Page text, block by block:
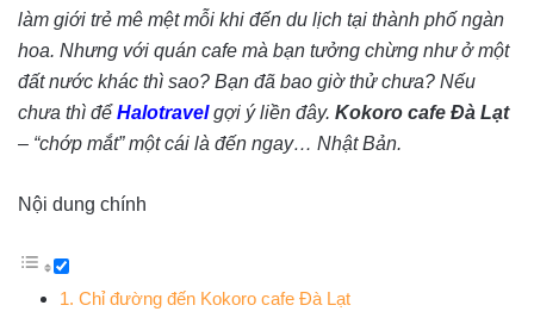
làm giới trẻ mê mệt mỗi khi đến du lịch tại thành phố ngàn
hoa. Nhưng với quán cafe mà bạn tưởng chừng như ở một
đất nước khác thì sao? Bạn đã bao giờ thử chưa? Nếu
chưa thì đểHalotravelgợi ý liền đây. Kokoro cafe Đà Lạt
– “chớp mắt” một cái là đến ngay… Nhật Bản.
Nội dung chính
1. Chỉ đường đến Kokoro cafe Đà Lạt